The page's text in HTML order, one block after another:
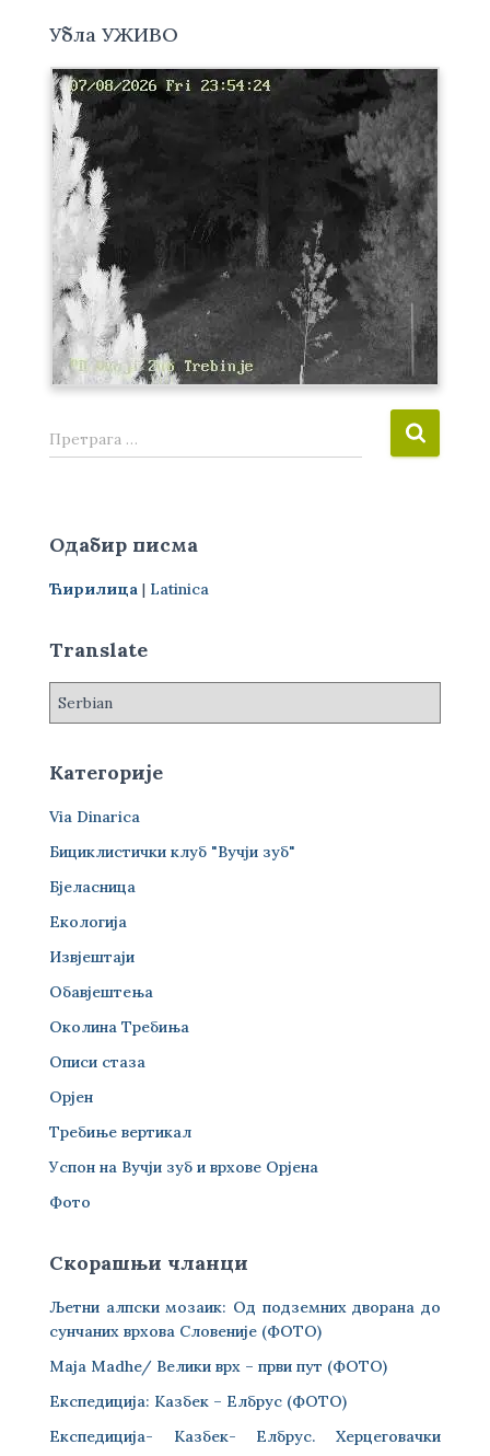
Убла УЖИВО
П
р
а
а
а
Претрага …
Одабир писма
Ћирилица | Latinica
Translate
Категорије
Via Dinarica
Бициклистички клуб "Вучји зуб"
Бјеласница
Екологија
Извјештаји
Обавјештења
Околина Требиња
Описи стаза
Орјен
Требиње вертикал
Успон на Вучји зуб и врхове Орјена
Фото
Скорашњи чланци
Љетни алпски мозаик: Од подземних дворана до
сунчаних врхова Словеније (ФОТО)
Maja Madhe/ Велики врх – први пут (ФОТО)
Експедиција: Казбек – Елбрус (ФОТО)
Експедиција- Казбек- Елбрус. Херцеговачки